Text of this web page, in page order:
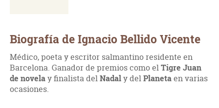
Biografía de Ignacio Bellido Vicente
Médico, poeta y escritor salmantino residente en
Barcelona. Ganador de premios como elTigre Juan
de novelay finalista delNadaly delPlanetaen varias
ocasiones.